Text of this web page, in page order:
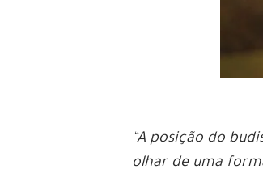
“A posição do
olhar de uma